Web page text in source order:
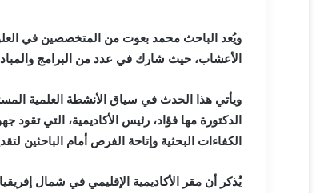
ويُعد الباحث محمد بعوت من المتخصصين في
الأعشاب، حيث شارك في عدد من البرامج
ويأتي هذا الحدث في سياق الأنشطة العلمية
الدكتورة مها فؤاد، رئيس الأكاديمية، التي
الكفاءات البحثية وإتاحة الفرص أمام الباحثين
يُذكر أن مقر الأكاديمية الإقليمي في شمال